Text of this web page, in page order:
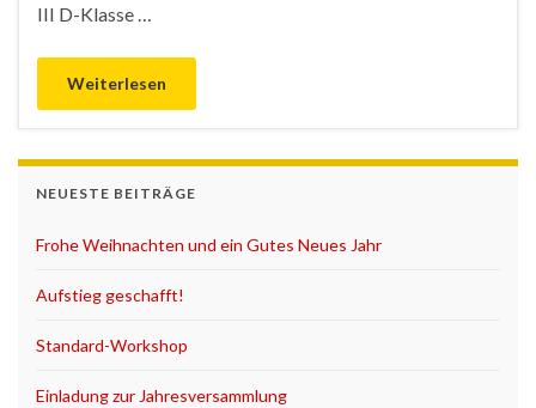
III D-Klasse …
Weiterlesen
NEUESTE BEITRÄGE
Frohe Weihnachten und ein Gutes Neues Jahr
Aufstieg geschafft!
Standard-Workshop
Einladung zur Jahresversammlung